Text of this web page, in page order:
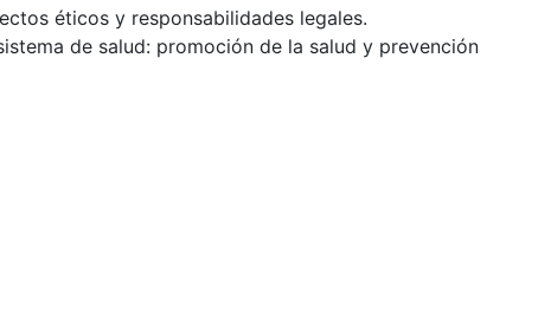
éticos y responsabilidades legales.
de salud: promoción de la salud y prevención